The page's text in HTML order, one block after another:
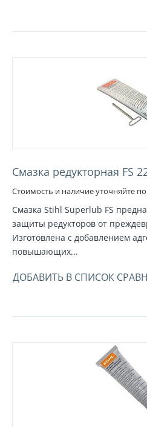
Смазка редукторная FS
Стоимость и наличие уточняйте
Смазка Stihl Superlub FS
защиты редукторов от
Изготовлена с добавлением
повышающих...
ДОБАВИТЬ В СПИСОК